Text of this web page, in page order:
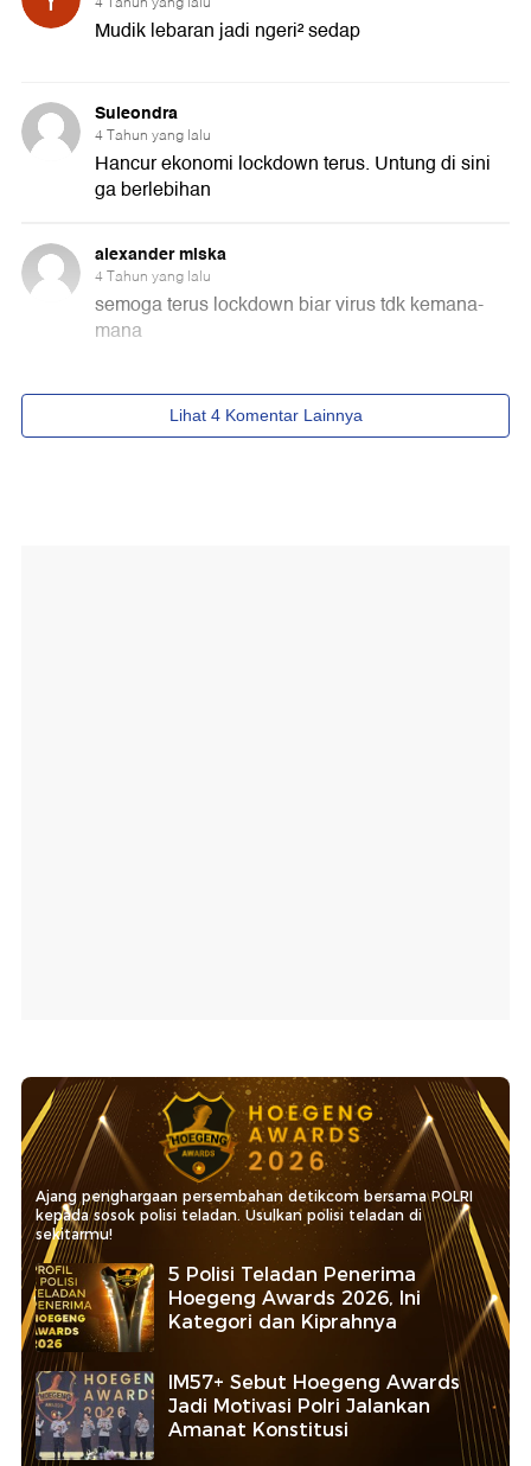
Ajang penghargaan persembahan detikcom bersama POLRI
kepada sosok polisi teladan. Usulkan polisi teladan di
sekitarmu!
5 Polisi Teladan Penerima
Hoegeng Awards 2026, Ini
Kategori dan Kiprahnya
IM57+ Sebut Hoegeng Awards
Jadi Motivasi Polri Jalankan
Amanat Konstitusi